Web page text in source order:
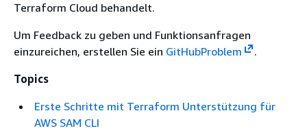
Terraform Cloud behandelt.
Um Feedback zu geben und Funktionsanfragen
einzureichen, erstellen Sie ein GitHubProblem
.
Topics
Erste Schritte mit Terraform Unterstützung für
AWS SAM CLI